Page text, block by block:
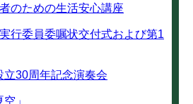
のための生活安心講座
行委員委嘱状交付式および第1
立30周年記念演奏会
」